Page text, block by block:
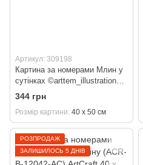
Артикул: 309198
Картина за номерами Млин у
сутінках ©arttem_illustration
(ACR-B-11089-AC) ArtCraft 40 х
344 грн
Розмір картини 40 х 50 см
РОЗПРОДАЖ
ЗАЛИШИЛОСЬ 5 ДНІВ